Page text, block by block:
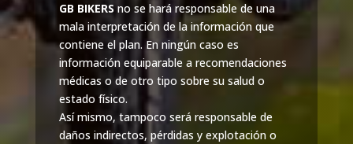
GB BIKERSno se hará responsable de una
mala interpretación de la información que
contiene el plan. En ningún caso es
información equiparable a recomendaciones
médicas o de otro tipo sobre su salud o
estado físico.
Así mismo, tampoco será responsable de
daños indirectos, pérdidas y explotación o